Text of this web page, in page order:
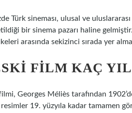
Türk sineması, ulusal ve
bir sinema pazarı haline
arasında sekizinci sırada yer
FILM KAÇ
filmi, Georges Méliès tarafından
19. yüzyıla kadar tamamen